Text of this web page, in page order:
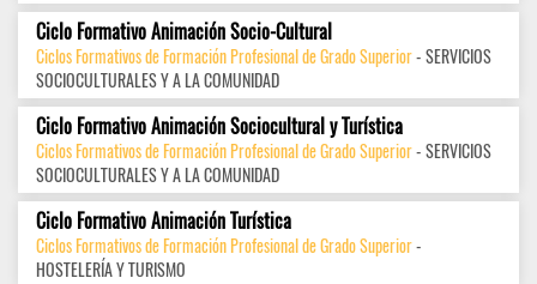
Ciclo Formativo Animación Socio-Cultural
Ciclos Formativos de Formación Profesional de Grado Superior- SERVICIOS
SOCIOCULTURALES Y A LA COMUNIDAD
Ciclo Formativo Animación Sociocultural y Turística
Ciclos Formativos de Formación Profesional de Grado Superior- SERVICIOS
SOCIOCULTURALES Y A LA COMUNIDAD
Ciclo Formativo Animación Turística
Ciclos Formativos de Formación Profesional de Grado Superior-
HOSTELERÍA Y TURISMO